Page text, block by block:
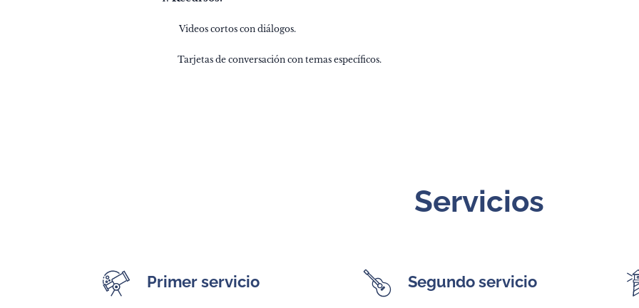
✔️ Videos cortos con diálogos.
✔️ Tarjetas de conversación con temas específicos.
Servicios
Primer servicio Segundo servicio